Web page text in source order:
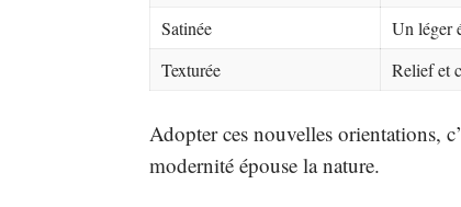
Satinée
Un léger
Texturée
Relief et
Adopter ces nouvelles orientations,
modernité épouse la nature.